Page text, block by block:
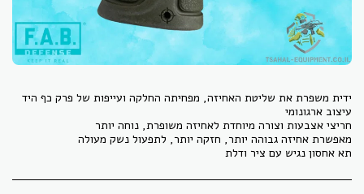
תא אחסון נגיש עם ציר ודלת